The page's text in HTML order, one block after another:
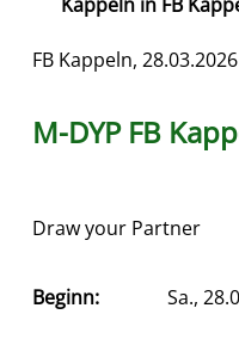
FB Kappeln, 28.03.2026
M-DYP FB
Draw your Partner
Beginn: Sa.,